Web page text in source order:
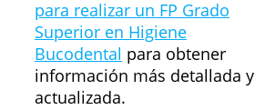
para realizar un FP Grado
Superior en Higiene
Bucodental para obtener
información más detallada y
actualizada.